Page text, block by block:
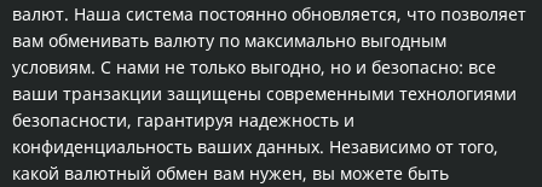
валют. Наша система постоянно обновляется, что позволяет
вам обменивать валюту по максимально выгодным
условиям. С нами не только выгодно, но и безопасно: все
ваши транзакции защищены современными технологиями
безопасности, гарантируя надежность и
конфиденциальность ваших данных. Независимо от того,
какой валютный обмен вам нужен, вы можете быть